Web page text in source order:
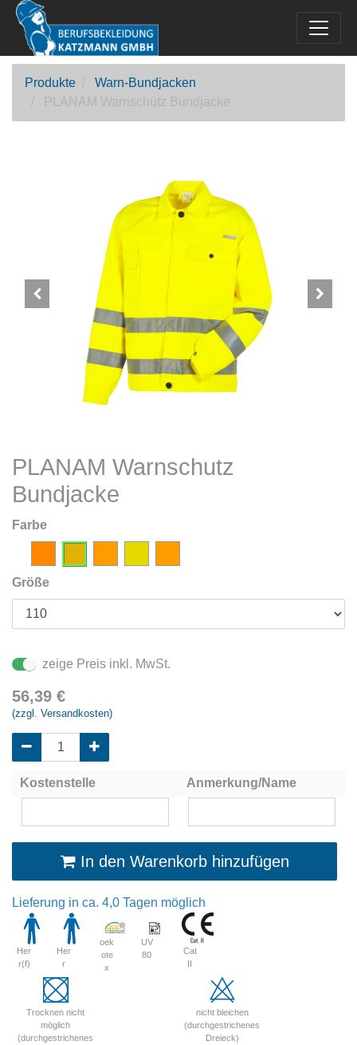
Produkte
Warn-Bundjacken
PLANAM Warnschutz Bundjacke
PLANAM Warnschutz
Bundjacke
Farbe
Größe
zeige Preis inkl. MwSt.
56,39 €
(zzgl. Versandkosten)
Kostenstelle Anmerkung/Name
In den Warenkorb hinzufügen
Lieferung in ca. 4,0 Tagen möglich
Her
r(f)
Her
r
oek
ote
x
UV
80
Cat
II
Trocknen nicht
möglich
(durchgestrichenes
nicht bleichen
(durchgestrichenes
Dreieck)